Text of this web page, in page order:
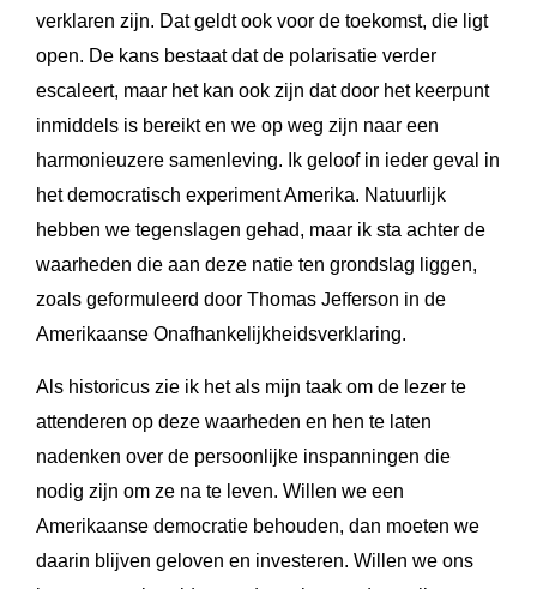
verklaren zijn. Dat geldt ook voor de toekomst, die ligt
open. De kans bestaat dat de polarisatie verder
escaleert, maar het kan ook zijn dat door het keerpunt
inmiddels is bereikt en we op weg zijn naar een
harmonieuzere samenleving. Ik geloof in ieder geval in
het democratisch experiment Amerika. Natuurlijk
hebben we tegenslagen gehad, maar ik sta achter de
waarheden die aan deze natie ten grondslag liggen,
zoals geformuleerd door Thomas Jefferson in de
Amerikaanse Onafhankelijkheidsverklaring.
Als historicus zie ik het als mijn taak om de lezer te
attenderen op deze waarheden en hen te laten
nadenken over de persoonlijke inspanningen die
nodig zijn om ze na te leven. Willen we een
Amerikaanse democratie behouden, dan moeten we
daarin blijven geloven en investeren. Willen we ons